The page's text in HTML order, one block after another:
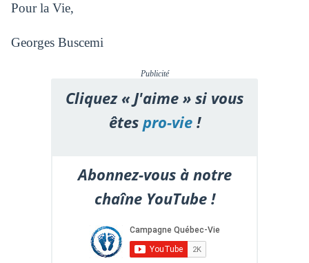
Pour la Vie,
Georges Buscemi
Publicité
Cliquez « J'aime » si vous
êtespro-vie!
Abonnez-vous à notre
chaîne YouTube !